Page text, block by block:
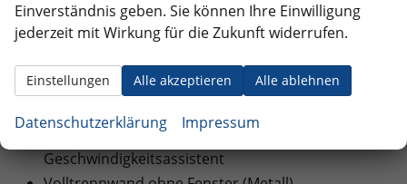
5G-Modem
Ladungssicherungsösen im Laderaum (8 Stück)
Laderaumbeleuchtung: 3 superhelle LED-
Leuchten im Dach
Geschwindigkeitsregelanlage mit intelligentem
Geschwindigkeitsassistent
Einverständnis geben. Sie können Ihre Einwilligung
jederzeit mit Wirkung für die Zukunft widerrufen.
Alle akzeptieren Alle ablehnen
Einstellungen
Datenschutzerklärung Impressum